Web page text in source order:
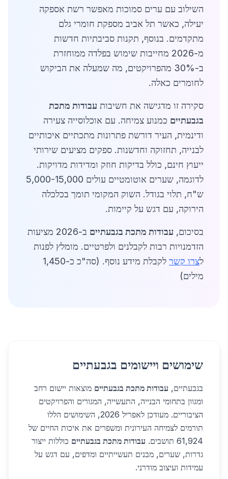
השילוב עם ערים סמוכות מאפשר רשת אספקה
יעילה, כאשר תל אביב מספקת חומרי גלם
מתקדמים. בנוסף, תקנות סביבתיות חדשות
מ-2026 מחייבות שימוש בפלדה ממוחזרת
ב-30% מהפרויקטים, מה שמעלה את הביקוש
לחומרים כאלה.
סקירה זו מדגישה את חשיבות עבודות מתכת
בגבעתיים כמנוע צמיחה. עם אוכלוסייה צעירה
ודינמית, העיר דורשת פתרונות מתכתיים איכותיים
לבנייה, תחזוקה וחדשנות. ספקים מציעים שירותי
ייעוץ חינם, כולל בדיקות חוזק ומדידות מדויקות.
לדוגמה, שערים אוטומטיים עולים 5,000-15,000
ש"ח, תלוי בגודל. השוק המקומי תומך בכלכלה
הירוקה, עם דגש על קיימות.
בסיכום, עבודות מתכת בגבעתיים
ב-2026 מציעות
הזדמנויות רבות לקבלנים ולפרטיים. מומלץ לפנות
לצרו קשר
לקבלת מידע נוסף. (סה"כ כ-1,450
מילים)
שימושים ויישומים בגבעתיים
בגבעתיים, עבודות מתכת בגבעתיים מוצאות יישום רחב
ומגוון בתחומי הבנייה, התעשייה, המגורים והפרויקטים
הציבוריים. מעודכן לאפריל 2026, השימושים הללו
תורמים לצמיחה העירונית ומשפרים את איכות החיים של
61,924 תושבים.
עבודות מתכת בגבעתיים כוללות ייצור
גדרות, שערים, מבנים תעשייתיים ומדפים, עם דגש על
עמידות ועיצוב מודרני.